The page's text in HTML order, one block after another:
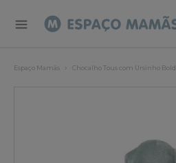
Espaço Mamãs Chocalho Tous com Ursinho Bold